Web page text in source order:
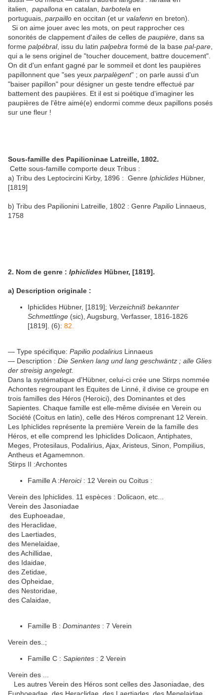
italien, papallona en catalan, barbotela en
portuguais, parpaillo en occitan (et ur valafenn en breton).
Si on aime jouer avec les mots, on peut rapprocher ces
sonorités de clappement d'ailes de celles de paupière , dans sa
forme palpébral, issu du latin palpebra formé de la base pal-pare
qui a le sens originel de "toucher doucement, battre doucement".
On dit d'un enfant gagné par le sommeil et dont les paupières
papillonnent que "ses yeux parpalègent" ; on parle aussi d'un
"baiser papillon" pour désigner un geste tendre effectué par
battement des paupières. Et il est si poétique d'imaginer les
paupières de l'être aimé(e) endormi comme deux papillons posés
sur une fleur !
Sous-famille des Papilioninae Latreille, 1802.
Cette sous-famille comporte deux Tribus :
a) Tribu des Leptocircini Kirby, 1896 : Genre Iphiclides Hübner,
[1819]
b) Tribu des Papilionini Latreille, 1802 : Genre Papilio Linnaeus,
1758
2. Nom de genre : Iphiclides Hübner, [1819].
a) Description originale :
Iphiclides Hübner, [1819]; Verzeichniß bekannter
Schmettlinge (sic), Augsburg, Verfasser, 1816-1826
[1819]. (6): 82.
— Type spécifique: Papilio podalirius Linnaeus
— Description : Die Senken lang und lang geschwäntz ; alle Glies
der streisig angelegt.
Dans la systématique d'Hübner, celui-ci crée une Stirps nommée
Achontes regroupant les Equites de Linné, il divise ce groupe en
trois familles des Héros (Heroici), des Dominantes et des
Sapientes. Chaque famille est elle-même divisée en Verein ou
Société (Coitus en latin), celle des Héros comprenant 12 Verein.
Les Iphiclides représente la première Verein de la famille des
Héros, et elle comprend les Iphiclides Dolicaon, Antiphates,
Meges, Protesilaus, Podalirius, Ajax, Aristeus, Sinon, Pompilius,
Antheus et Agamemnon.
Stirps II :Archontes
Famille A :Heroici: 12 Verein ou Coitus :
Verein des Iphiclides. 11 espèces : Dolicaon, etc...
Verein des Jasoniadae
des Euphoeadae,
des Heraclidae,
des Laertiades,
des Menelaidae,
des Achillidae,
des Idaidae,
des Zetidae,
des Opheidae,
des Nestoridae,
des Calaidae,
Famille B : Dominantes : 7 Verein
Verein des..;
Famille C : Sapientes : 2 Verein
Verein des ...
Les autres Verein des Héros sont celles des Jasoniadae, des